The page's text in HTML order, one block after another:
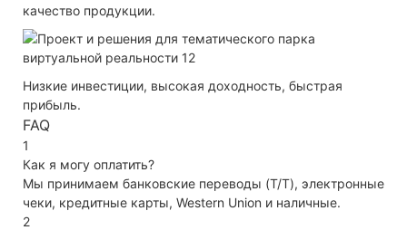
качество продукции.
Низкие инвестиции, высокая доходность, быстрая
прибыль.
FAQ
1
Как я могу оплатить?
Мы принимаем банковские переводы (T/T), электронные
чеки, кредитные карты, Western Union и наличные.
2